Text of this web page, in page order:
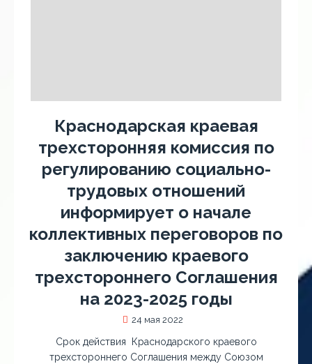
Краснодарская краевая
трехсторонняя комиссия по
регулированию социально-
трудовых отношений
информирует о начале
коллективных переговоров по
заключению краевого
трехстороннего Соглашения
на 2023-2025 годы
24 мая 2022
Срок действия Краснодарского краевого
трехстороннего Соглашения между Союзом